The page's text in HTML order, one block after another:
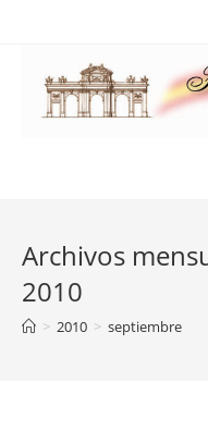
Archivos
2010
> 2010 > septiembre